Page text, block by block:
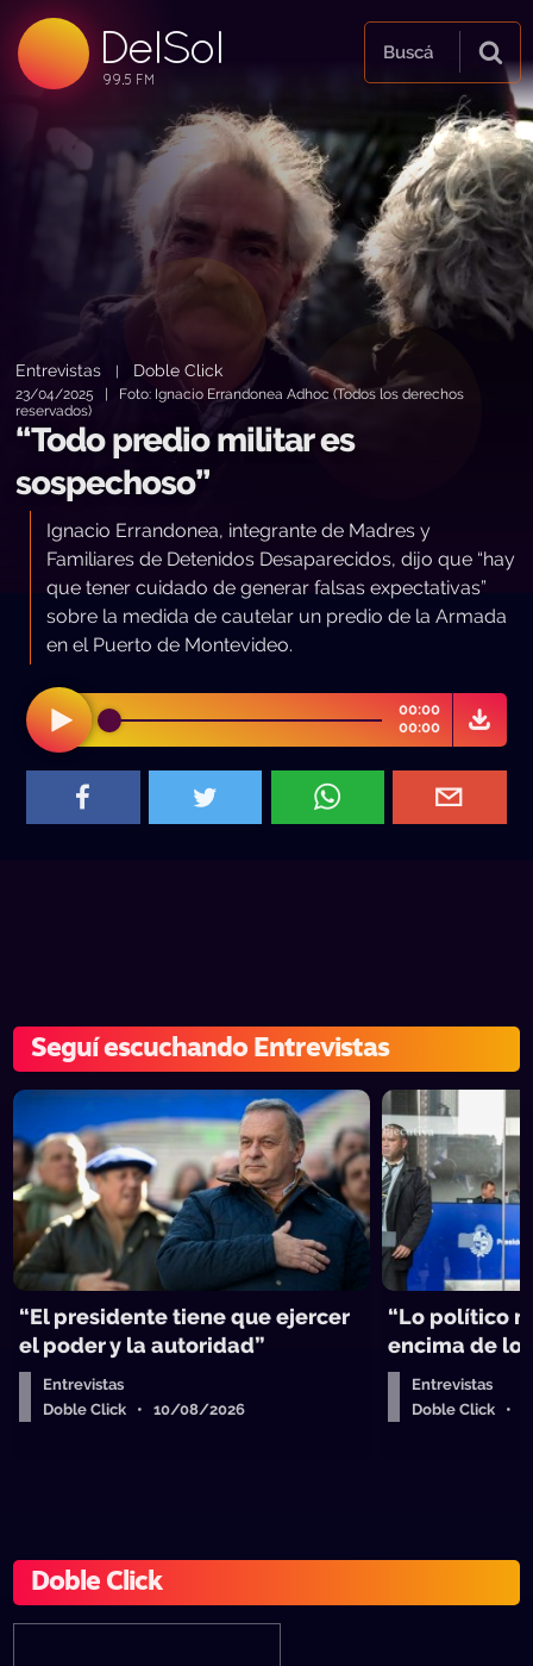
DelSol
99.5 FM
99.5 FM
99.5 FM
Buscá
Entrevistas Doble Click
23/04/2025 | Foto: Ignacio Errandonea Adhoc (Todos los derechos
reservados)
“Todo predio militar es
sospechoso”
Ignacio Errandonea, integrante de Madres y
Familiares de Detenidos Desaparecidos, dijo que “hay
que tener cuidado de generar falsas expectativas”
sobre la medida de cautelar un predio de la Armada
en el Puerto de Montevideo.
00:00
00:00
Seguí escuchando Entrevistas
“El presidente tiene que ejercer
el poder y la autoridad”
Entrevistas
Doble Click • 10/08/2026
“Lo político
encima de lo
Entrevistas
Doble Click •
Doble Click